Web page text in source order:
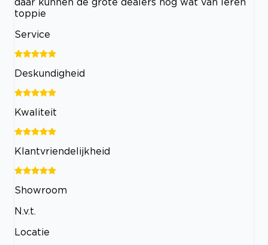
toppie
Service
Deskundigheid
Kwaliteit
Klantvriendelijkheid
Showroom
N.v.t.
Locatie